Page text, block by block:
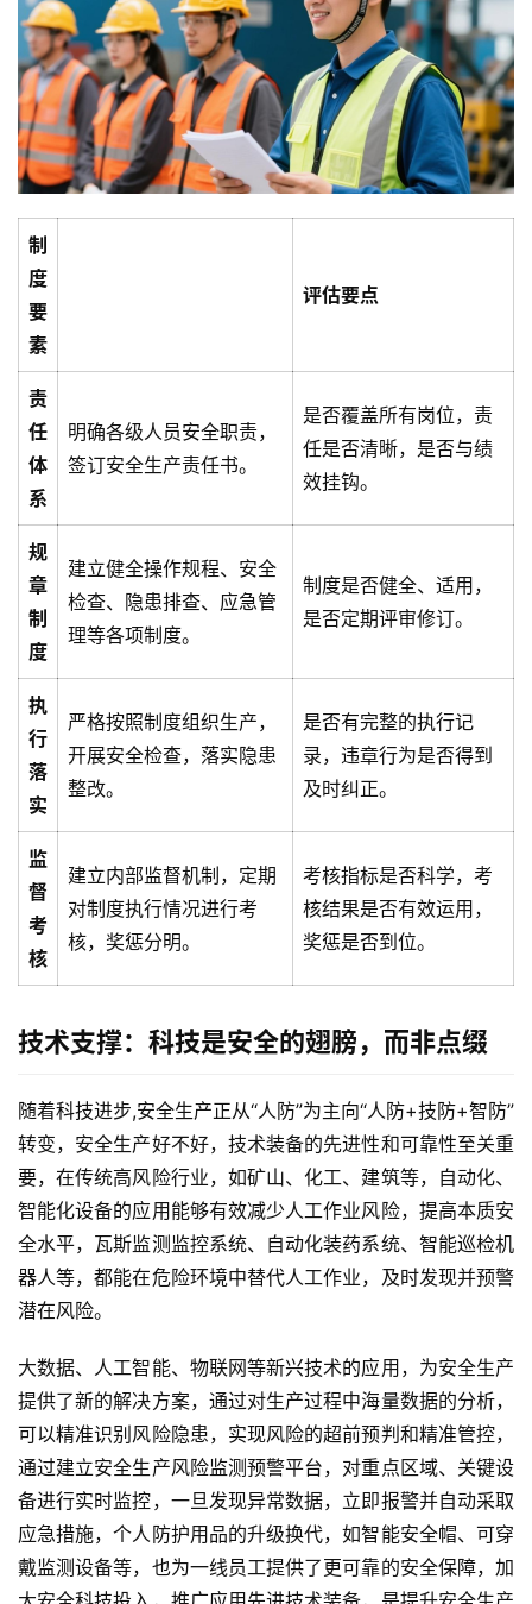
首
页
产
品
与
服
务
制
度
要
素
评估要点
责
任
体
系
明确各级人员安全职责，
签订安全生产责任书。
是否覆盖所有岗位，责
任是否清晰，是否与绩
效挂钩。
规
章
制
度
建立健全操作规程、安全
检查、隐患排查、应急管
理等各项制度。
制度是否健全、适用，
是否定期评审修订。
执
行
落
实
严格按照制度组织生产，
开展安全检查，落实隐患
整改。
是否有完整的执行记
录，违章行为是否得到
及时纠正。
监
督
考
核
建立内部监督机制，定期
对制度执行情况进行考
核，奖惩分明。
考核指标是否科学，考
核结果是否有效运用，
奖惩是否到位。
技术支撑：科技是安全的翅膀，而非点缀
随着科技进步,安全生产正从“人防”为主向“人防+技防+智防”
转变，安全生产好不好，技术装备的先进性和可靠性至关重
要，在传统高风险行业，如矿山、化工、建筑等，自动化、
智能化设备的应用能够有效减少人工作业风险，提高本质安
全水平，瓦斯监测监控系统、自动化装药系统、智能巡检机
器人等，都能在危险环境中替代人工作业，及时发现并预警
潜在风险。
大数据、人工智能、物联网等新兴技术的应用，为安全生产
提供了新的解决方案，通过对生产过程中海量数据的分析，
可以精准识别风险隐患，实现风险的超前预判和精准管控，
通过建立安全生产风险监测预警平台，对重点区域、关键设
备进行实时监控，一旦发现异常数据，立即报警并自动采取
应急措施，个人防护用品的升级换代，如智能安全帽、可穿
戴监测设备等，也为一线员工提供了更可靠的安全保障，加